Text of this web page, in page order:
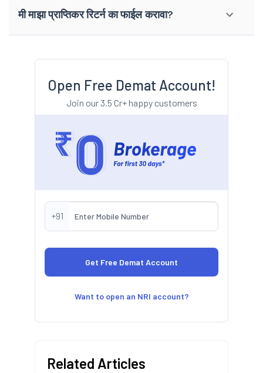
मी माझा प्राप्तिकर रिटर्न का फाईल करावा?
Open Free Demat Account!
Join our 3.5 Cr+ happy customers
+91
Want to open an NRI account?
Related Articles